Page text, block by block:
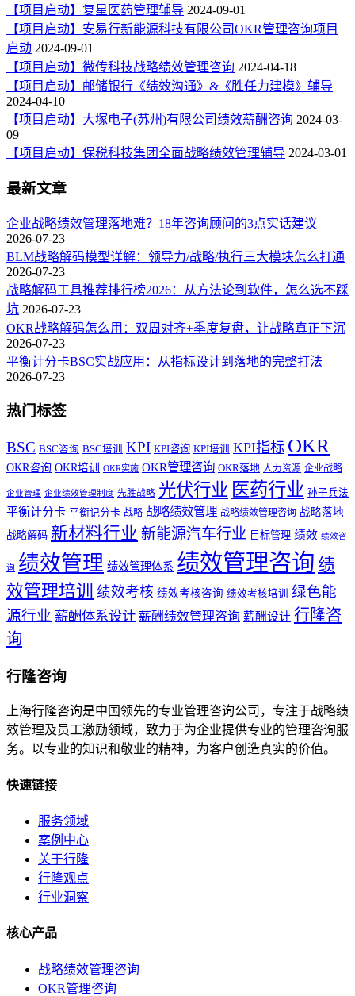
【项目启动】复星医药管理辅导 2024-09-01
【项目启动】安易行新能源科技有限公司OKR管理咨询项目
启动 2024-09-01
【项目启动】微传科技战略绩效管理咨询 2024-04-18
【项目启动】邮储银行《绩效沟通》&《胜任力建模》辅导
2024-04-10
【项目启动】大塚电子(苏州)有限公司绩效薪酬咨询 2024-03-
09
【项目启动】保税科技集团全面战略绩效管理辅导 2024-03-01
最新文章
企业战略绩效管理落地难？18年咨询顾问的3点实话建议
2026-07-23
BLM战略解码模型详解：领导力/战略/执行三大模块怎么打通
2026-07-23
战略解码工具推荐排行榜2026：从方法论到软件，怎么选不踩
坑 2026-07-23
OKR战略解码怎么用：双周对齐+季度复盘，让战略真正下沉
2026-07-23
平衡计分卡BSC实战应用：从指标设计到落地的完整打法
2026-07-23
热门标签
BSC BSC咨询 BSC培训 KPI KPI咨询 KPI培训 KPI指标 OKR
OKR咨询 OKR培训 OKR实施 OKR管理咨询 OKR落地 人力资源 企业战略
企业管理 企业绩效管理制度 先胜战略 光伏行业 医药行业 孙子兵法
平衡计分卡 平衡记分卡 战略 战略绩效管理 战略绩效管理咨询 战略落地
战略解码 新材料行业 新能源汽车行业 目标管理 绩效 绩效咨
询 绩效管理 绩效管理体系 绩效管理咨询 绩
效管理培训 绩效考核 绩效考核咨询 绩效考核培训
绿色能
源行业 薪酬体系设计 薪酬绩效管理咨询 薪酬设计 行隆咨
询
行隆咨询
上海行隆咨询是中国领先的专业管理咨询公司，专注于战略绩
效管理及员工激励领域，致力于为企业提供专业的管理咨询服
务。以专业的知识和敬业的精神，为客户创造真实的价值。
快速链接
服务领域
案例中心
关于行隆
行隆观点
行业洞察
核心产品
战略绩效管理咨询
OKR管理咨询